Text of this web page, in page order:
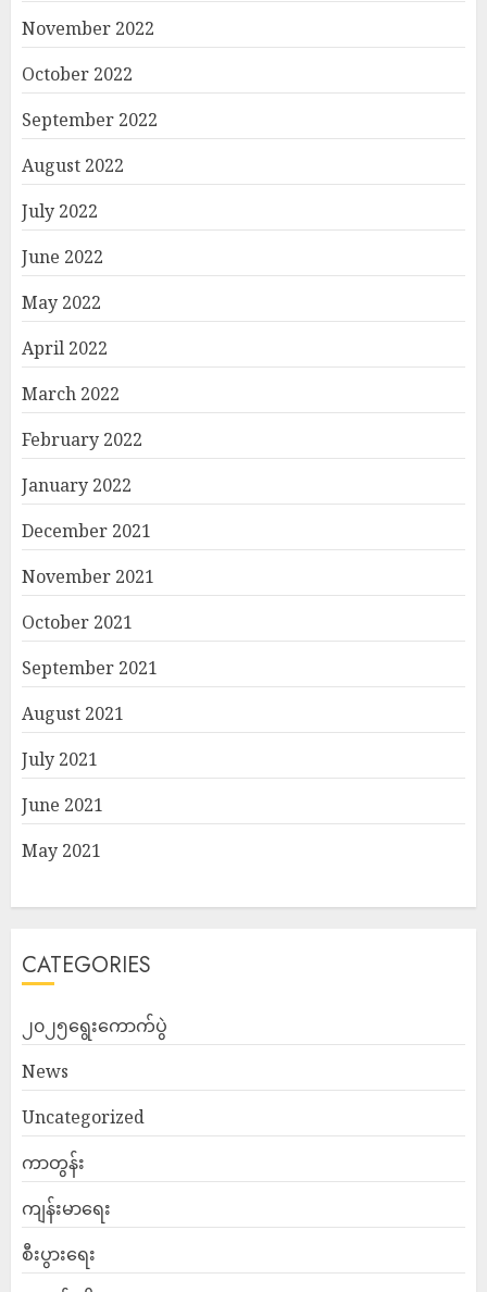
November 2022
October 2022
September 2022
August 2022
July 2022
June 2022
May 2022
April 2022
March 2022
February 2022
January 2022
December 2021
November 2021
October 2021
September 2021
August 2021
July 2021
June 2021
May 2021
CATEGORIES
၂၀၂၅ရွေးကောက်ပွဲ
News
Uncategorized
ကာတွန်း
ကျန်းမာရေး
စီးပွားရေး